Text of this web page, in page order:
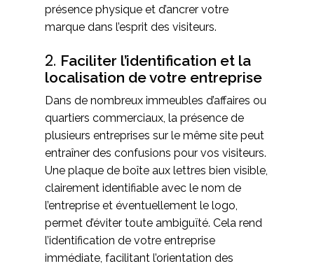
présence physique et d’ancrer votre
marque dans l’esprit des visiteurs.
2. Faciliter l’identification et la
localisation de votre entreprise
Dans de nombreux immeubles d’affaires ou
quartiers commerciaux, la présence de
plusieurs entreprises sur le même site peut
entraîner des confusions pour vos visiteurs.
Une plaque de boîte aux lettres bien visible,
clairement identifiable avec le nom de
l’entreprise et éventuellement le logo,
permet d’éviter toute ambiguïté. Cela rend
l’identification de votre entreprise
immédiate, facilitant l’orientation des